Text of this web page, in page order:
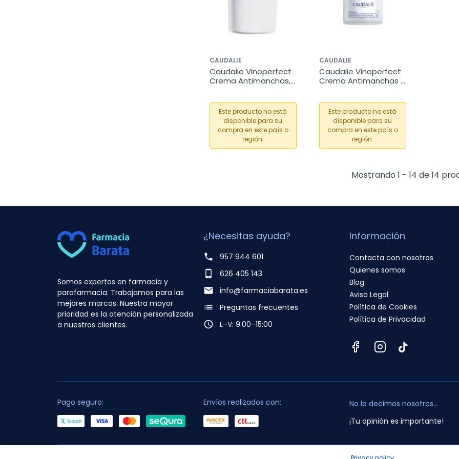
CAUDALIE
Caudalie Vinoperfect
Crema Antimanchas,
Este producto no está
disponible para su
compra en este país o
región.
CAUDALIE
Caudalie Vinoperfect
Crema Antimanchas
Este producto no está
disponible para su
compra en este país o
región.
Mostrando 1 - 14 de 14
Somos expertos en farmacia y
parafarmacia. Trabajamos para las
mejores marcas. Nuestra mayor
prioridad es la atención personalizada
a nuestros clientes.
¿Necesitas ayuda?
phone
957 944 601
phone_android
626 405 143
email
info@farmaciabarata.es
list
Preguntas frecuentes
access_time
L–V: 9:00–15:00
Información
Contacta con nosotros
Quienes somos
Blog
Aviso Legal
Política de Cookies
Política de Privacidad
Pago seguro: Envíos realizados con:
No lo decimos nosotros...
¡Tu opinión es importante!